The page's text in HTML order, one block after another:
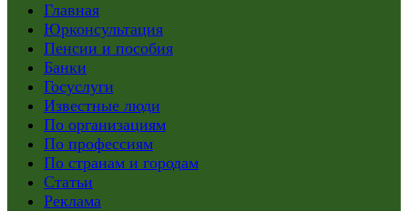
Главная
Юрконсультация
Пенсии и пособия
Банки
Госуслуги
Известные люди
По организациям
По профессиям
По странам и городам
Статьи
Реклама